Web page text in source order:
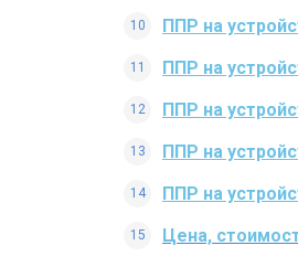
ППР на
ППР на
ППР на
ППР на
ППР на
Цена,